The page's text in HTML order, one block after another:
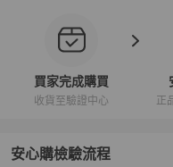
買家完成購買
收貨至驗證中心 正
安心購檢驗流程